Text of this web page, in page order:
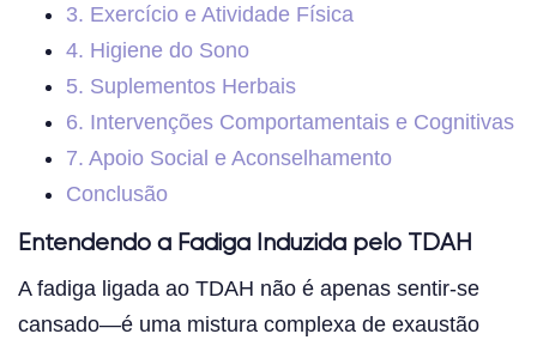
3. Exercício e Atividade Física
4. Higiene do Sono
5. Suplementos Herbais
6. Intervenções Comportamentais e Cognitivas
7. Apoio Social e Aconselhamento
Conclusão
Entendendo a Fadiga Induzida pelo TDAH
A fadiga ligada ao TDAH não é apenas sentir-se
cansado—é uma mistura complexa de exaustão